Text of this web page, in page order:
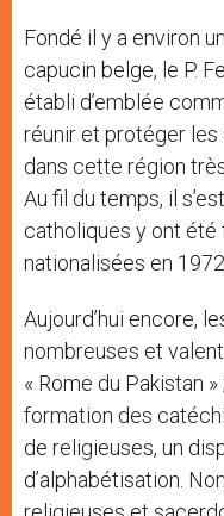
Fondé il y a environ
capucin belge, le P.
établi d’emblée
réunir et protéger les
dans cette région
Au fil du temps, il
catholiques y ont été
nationalisées en 1972.
Aujourd’hui encore,
nombreuses et
« Rome du Pakistan
formation des
de religieuses, un
d’alphabétisation.